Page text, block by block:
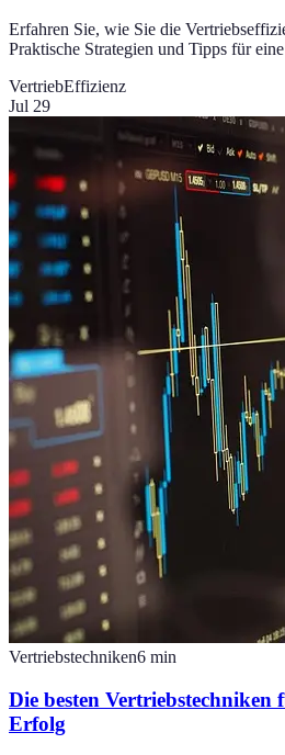
Erfahren Sie, wie Sie die
Praktische Strategien und Tipps für
VertriebEffizienz
Jul 29
Vertriebstechniken6 min
Die besten Vertriebstechniken
Erfolg